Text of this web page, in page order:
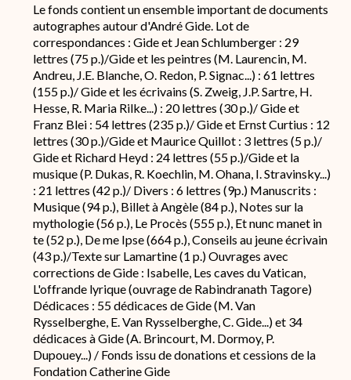
Description
succincte
fond
/
historique
de
conservation
Le fonds contient un ensemble important de documents
autographes autour d'André Gide. Lot de
correspondances : Gide et Jean Schlumberger : 29
lettres (75 p.)/Gide et les peintres (M. Laurencin, M.
Andreu, J.E. Blanche, O. Redon, P. Signac...) : 61 lettres
(155 p.)/ Gide et les écrivains (S. Zweig, J.P. Sartre, H.
Hesse, R. Maria Rilke...) : 20 lettres (30 p.)/ Gide et
Franz Blei : 54 lettres (235 p.)/ Gide et Ernst Curtius : 12
lettres (30 p.)/Gide et Maurice Quillot : 3 lettres (5 p.)/
Gide et Richard Heyd : 24 lettres (55 p.)/Gide et la
musique (P. Dukas, R. Koechlin, M. Ohana, I. Stravinsky...)
: 21 lettres (42 p.)/ Divers : 6 lettres (9p.) Manuscrits :
Musique (94 p.), Billet à Angèle (84 p.), Notes sur la
mythologie (56 p.), Le Procès (555 p.), Et nunc manet in
te (52 p.), De me Ipse (664 p.), Conseils au jeune écrivain
(43 p.)/Texte sur Lamartine (1 p.) Ouvrages avec
corrections de Gide : Isabelle, Les caves du Vatican,
L'offrande lyrique (ouvrage de Rabindranath Tagore)
Dédicaces : 55 dédicaces de Gide (M. Van
Rysselberghe, E. Van Rysselberghe, C. Gide...) et 34
dédicaces à Gide (A. Brincourt, M. Dormoy, P.
Dupouey...) / Fonds issu de donations et cessions de la
Fondation Catherine Gide